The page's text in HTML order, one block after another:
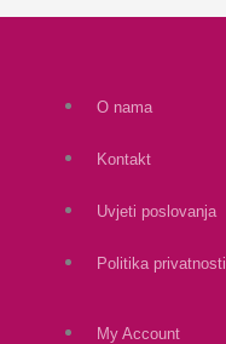
O nama
Kontakt
Uvjeti poslovanja
Politika privatnosti
My Account